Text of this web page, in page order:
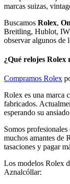
marcas suizas,
Buscamos Rolex,
Breitling, Hublot,
observar algunos de
¿Qué relojes Rolex
Compramos Rolex
Rolex es una marca
fabricados.
esperando su
Somos
muchos amantes de
tasaciones y pagar
Los modelos Rolex
Aznalcóllar: